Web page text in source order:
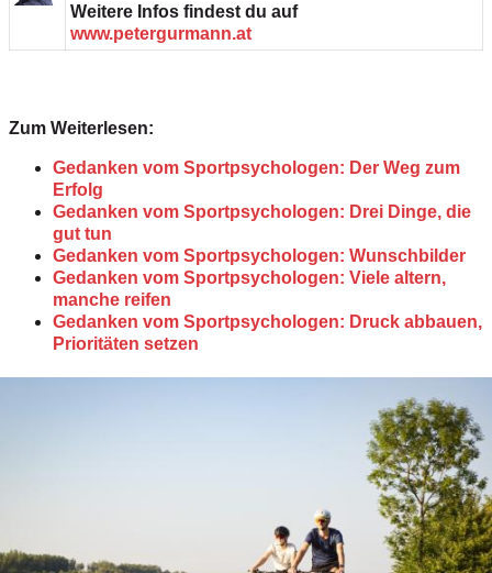
Weitere Infos findest du auf
www.petergurmann.at
Zum Weiterlesen:
Gedanken vom Sportpsychologen: Der Weg zum
Erfolg
Gedanken vom Sportpsychologen: Drei Dinge, die
gut tun
Gedanken vom Sportpsychologen: Wunschbilder
Gedanken vom Sportpsychologen: Viele altern,
manche reifen
Gedanken vom Sportpsychologen: Druck abbauen,
Prioritäten setzen